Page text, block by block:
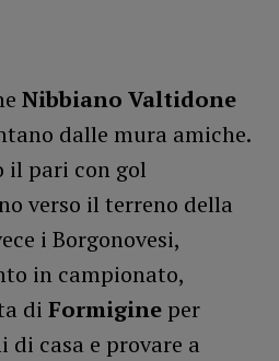
Nibbiano Valtidone
dalle mura amiche.
il pari con gol
verso il terreno della
i Borgonovesi,
in campionato,
di Formigine per
casa e provare a